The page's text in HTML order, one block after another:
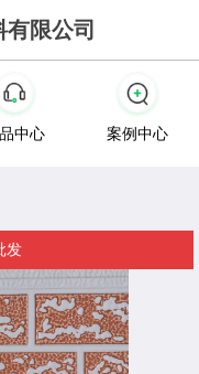
限公司
中心 案例中心
发